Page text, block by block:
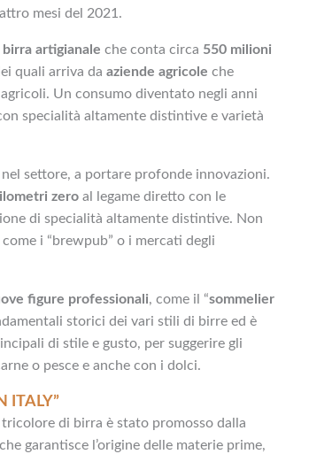
mesi del 2021.
birra artigianale che conta circa 550 milioni
quali arriva da aziende agricole che
Un consumo diventato negli anni
specialità altamente distintive e varietà
settore, a portare profonde innovazioni.
zero al legame diretto con le
di specialità altamente distintive. Non
i “brewpub” o i mercati degli
figure professionali, come il “sommelier
storici dei vari stili di birre ed è
di stile e gusto, per suggerire gli
o pesce e anche con i dolci.
ITALY”
di birra è stato promosso dalla
che garantisce l’origine delle materie prime,